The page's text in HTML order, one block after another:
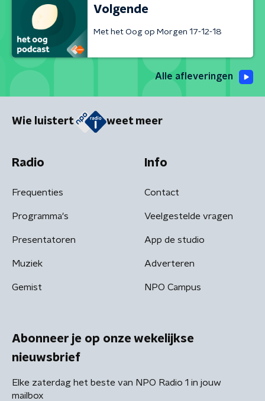
Volgende
Met het Oog op Morgen 17-12-18
Alle afleveringen
Wie luistert weet meer
Radio
Frequenties
Programma's
Presentatoren
Muziek
Gemist
Info
Contact
Veelgestelde vragen
App de studio
Adverteren
NPO Campus
Abonneer je op onze wekelijkse
nieuwsbrief
Elke zaterdag het beste van NPO Radio 1 in jouw
mailbox